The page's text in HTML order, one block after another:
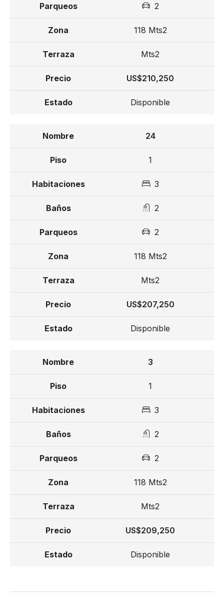
2
118 Mts2
Mts2
US$210,250
Disponible
24
1
3
2
2
118 Mts2
Mts2
US$207,250
Disponible
3
1
3
2
2
118 Mts2
Mts2
US$209,250
Disponible